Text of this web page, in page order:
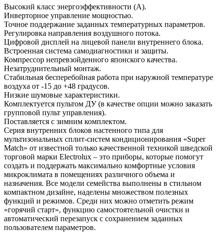
Высокий класс энергоэффективности (А).
Инверторное управление мощностью.
Точное поддержание заданных температурных параметров.
Регулировка направления воздушного потока.
Цифровой дисплей на лицевой панели внутреннего блока.
Встроенная система самодиагностики и защиты.
Компрессор непревзойденного японского качества.
Незатруднительный монтаж.
Стабильная бесперебойная работа при наружной температуре
воздуха от -15 до +48 градусов.
Низкие шумовые характеристики.
Комплектуется пультом ДУ (в качестве опции можно заказать
групповой пульт управления).
Поставляется с зимним комплектом.
Серия внутренних блоков настенного типа для
мультизональных сплит-систем кондиционирования «Super
Match» от известной только качественной техникой шведской
торговой марки Electrolux – это приборы, которые помогут
создать и поддержать максимально комфортные условия
микроклимата в помещениях различного объема и
назначения. Все модели семейства выполнены в стильном
компактном дизайне, наделены множеством полезных
функций и режимов. Среди них можно отметить режим
«горячий старт», функцию самостоятельной очистки и
автоматический перезапуск с сохранением заданных
пользователем параметров.